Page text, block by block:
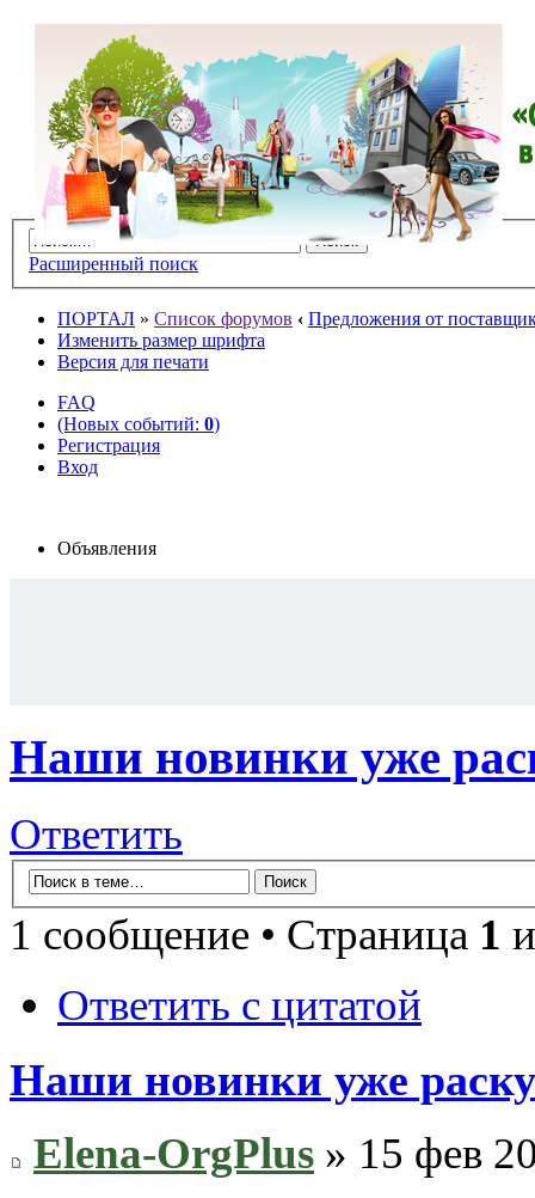
Расширенный поиск
ПОРТАЛ » Список форумов ‹ Предложения от
Изменить размер шрифта
Версия для печати
FAQ
(Новых событий: 0)
Регистрация
Вход
Объявления
Наши новинки уже
Ответить
1 сообщение • Страница 1
Ответить с цитатой
Наши новинки уже
Elena-OrgPlus » 15 фев